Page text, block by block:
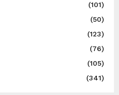
(101)
(50)
(123)
(76)
(105)
(341)